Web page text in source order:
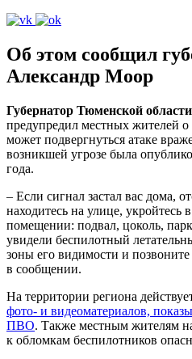
Об этом сообщил
Александр Моор
Губернатор Тюменской
предупредил местных жителей о
может подвергнуться атаке
возникшей угрозе была
года.
– Если сигнал застал вас дома,
находитесь на улице,
помещении: подвал, цоколь,
увидели беспилотный
зоны его видимости и
в сообщении.
На территории региона
фото‑ и видеоматериалов,
ПВО. Также местным жителям
к обломкам беспилотников